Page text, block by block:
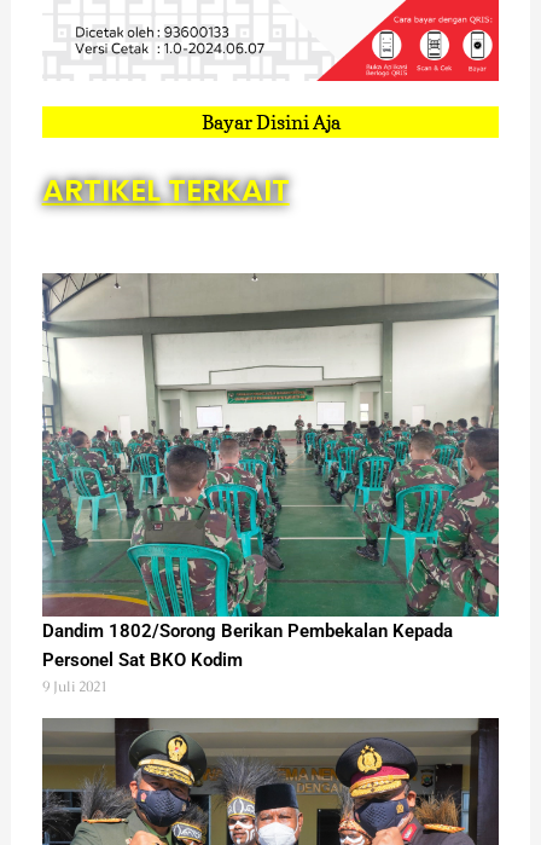
Bayar Disini Aja
ARTIKEL TERKAIT
Dandim 1802/Sorong Berikan Pembekalan Kepada
Personel Sat BKO Kodim
9 Juli 2021